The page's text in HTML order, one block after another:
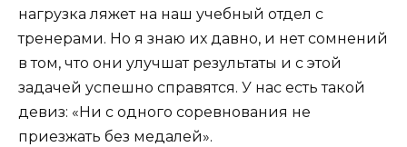
нагрузка ляжет на наш учебный отдел с
тренерами. Но я знаю их давно, и нет сомнений
в том, что они улучшат результаты и с этой
задачей успешно справятся. У нас есть такой
девиз: «Ни с одного соревнования не
приезжать без медалей».